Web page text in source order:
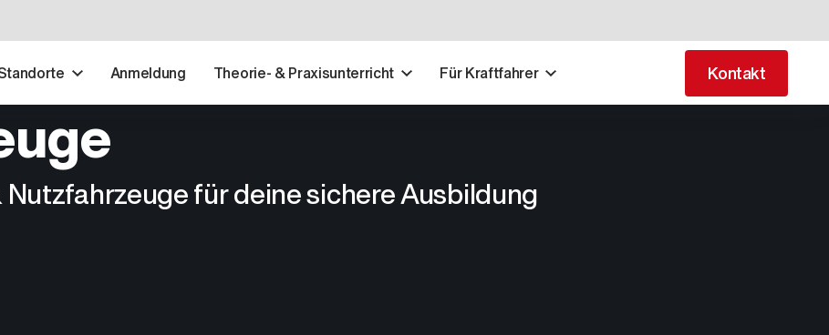
Anmeldung Theorie- & Praxisunterricht Für Kraftfahrer Kontakt
für deine sichere Ausbildung